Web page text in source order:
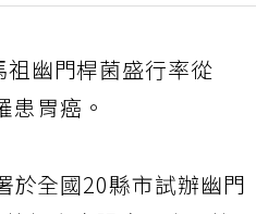
幽門桿菌盛行率從
胃癌。
於全國20縣市試辦幽門